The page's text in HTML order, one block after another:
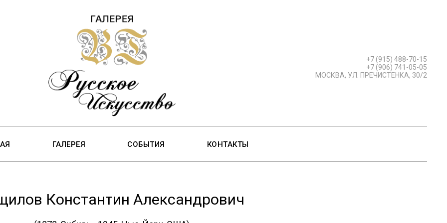
+7 (915) 488-70-15
+7 (906) 741-05-05
МОСКВА, УЛ. ПРЕЧИСТЕНКА, 30/2
ГАЛЕРЕЯ СОБЫТИЯ КОНТАКТЫ
Константин Александрович